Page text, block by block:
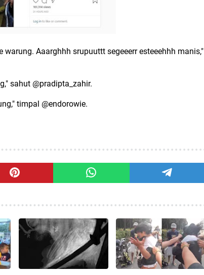
Aaarghhh srupuuttt segeeerr esteeehhh manis,"
sahut @pradipta_zahir.
timpal @endorowie.